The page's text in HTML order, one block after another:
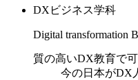
DXビジネス学科
Digital transformation
質の高いDX教育で
今の日本がDX